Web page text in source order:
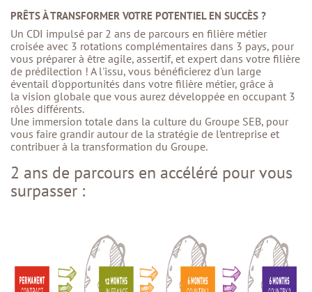
PRÊTS À TRANSFORMER VOTRE POTENTIEL EN SUCCÈS ?
Un CDI impulsé par 2 ans de parcours en filière métier
croisée avec 3 rotations complémentaires dans 3 pays, pour
vous préparer à être agile, assertif, et expert dans votre filière
de prédilection ! A l'issu, vous bénéficierez d'un large
éventail d'opportunités dans votre filière métier, grâce à
la vision globale que vous aurez développée en occupant 3
rôles différents.
Une immersion totale dans la culture du Groupe SEB, pour
vous faire grandir autour de la stratégie de l’entreprise et
contribuer à la transformation du Groupe.
2 ans de parcours en accéléré pour vous
surpasser :